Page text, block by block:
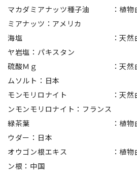
マカダミアナッツ種子油 ：植物由
ミアナッツ：アメリカ
海塩 ：天然由来：洗
ヤ岩塩：パキスタン
硫酸Ｍｇ ：天然由来：
ムソルト：日本
モンモリロナイト ：天然由来
ンモンモリロナイト：フランス
緑茶葉 ：植物由来：保
ウダー：日本
オウゴン根エキス ：植物由来
ン根：中国